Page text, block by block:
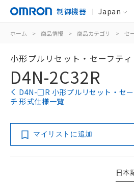
制御機器 Japan
ホーム > 商品情報 > 商品カテゴリ > セ
小形プルリセット・セーフテ
D4N-2C32R
D4N-□R 小形プルリセット・セ
チ 形式仕様一覧
マイリストに追加
日本